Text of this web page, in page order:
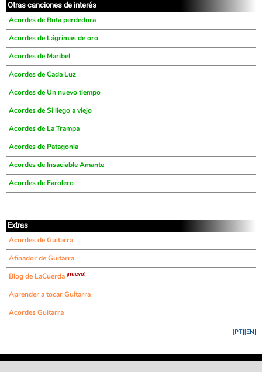
Otras canciones de interés
Acordes de Ruta perdedora
Acordes de Lágrimas de oro
Acordes de Maribel
Acordes de Cada Luz
Acordes de Un nuevo tiempo
Acordes de Si llego a viejo
Acordes de La Trampa
Acordes de Patagonia
Acordes de Insaciable Amante
Acordes de Farolero
Extras
Acordes de Guitarra
Afinador de Guitarra
Blog de LaCuerda ¡nuevo!
Aprender a tocar Guitarra
Acordes Guitarra
[EN]
[PT]